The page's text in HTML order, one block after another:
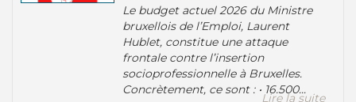
Le budget actuel 2026 du Ministre
bruxellois de l’Emploi, Laurent
Hublet, constitue une attaque
frontale contre l’insertion
socioprofessionnelle à Bruxelles.
Concrètement, ce sont : • 16.500...
Lire la suite